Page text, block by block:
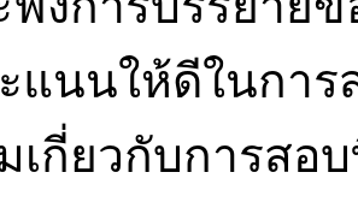
แนนให้ดีในการ
เกี่ยวกับการสอ